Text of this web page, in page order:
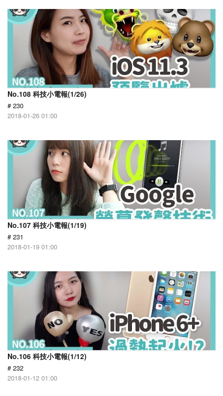
No.108 科技小電報(1/26)
# 230
2018-01-26 01:00
No.107 科技小電報(1/19)
# 231
2018-01-19 01:00
No.106 科技小電報(1/12)
# 232
2018-01-12 01:00